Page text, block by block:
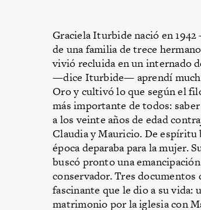
Graciela Iturbide nació en
de una familia de trece
vivió recluida en un internado
—dice Iturbide— aprendí
Oro y cultivó lo que según el
más importante de todos:
a los veinte años de edad
Claudia y Mauricio. De espíritu
época deparaba para la mujer.
buscó pronto una
conservador. Tres documentos
fascinante que le dio a su vida:
matrimonio por la iglesia con